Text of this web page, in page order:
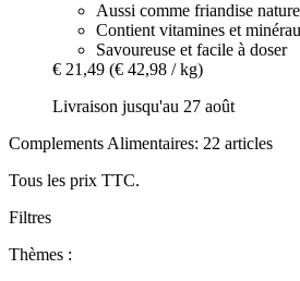
Aussi comme friandise
Contient vitamines et
Savoureuse et facile à doser
€ 21,49 (€ 42,98 / kg)
Livraison jusqu'au 27 août
Complements Alimentaires: 22 articles
Tous les prix TTC.
Filtres
Thèmes :